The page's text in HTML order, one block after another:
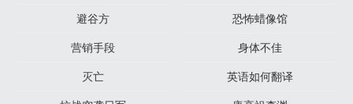
避谷方
恐怖蜡像馆
营销手段
身体不佳
灭亡
英语如何翻译